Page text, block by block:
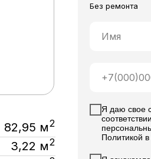
82,95 м2
3,22 м2
Без ремонта
Я даю свое
Политикой